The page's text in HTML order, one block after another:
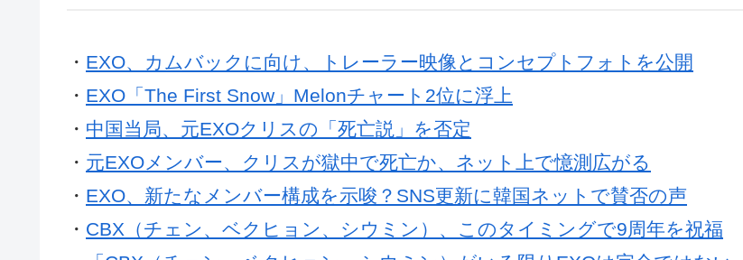
EXO「The First Snow」Melonチャート2位に浮上
中国当局、元EXOクリスの「死亡説」を否定
元EXOメンバー、クリスが獄中で死亡か、ネット上で憶測広がる
EXO、新たなメンバー構成を示唆？SNS更新に韓国ネットで賛否の声
CBX（チェン、ベクヒョン、シウミン）、このタイミングで9周年を祝福
「CBX（チェン、ベクヒョン、シウミン）がいる限りEXOは完全ではない」